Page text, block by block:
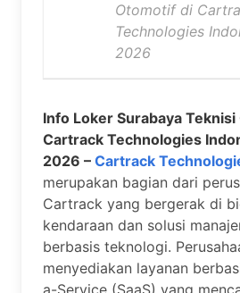
Otomotif di
Technologies
2026
Info Loker Surabaya
Cartrack Technologies
2026 – Cartrack
merupakan bagian dari
Cartrack yang bergerak di
kendaraan dan solusi
berbasis teknologi.
menyediakan layanan
a-Service (SaaS) yang